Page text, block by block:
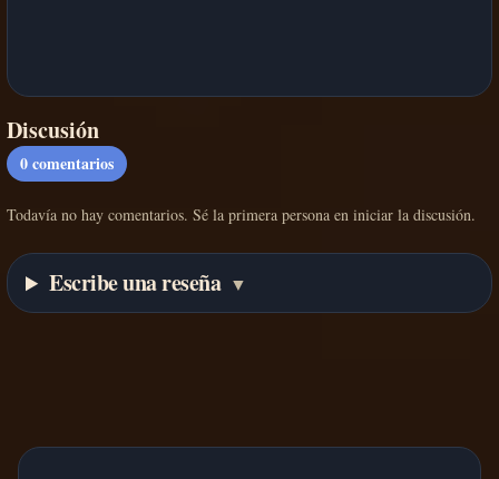
Discusión
0comentarios
Todavía no hay comentarios. Sé la primera persona en iniciar la discusión.
Escribe una reseña ▼